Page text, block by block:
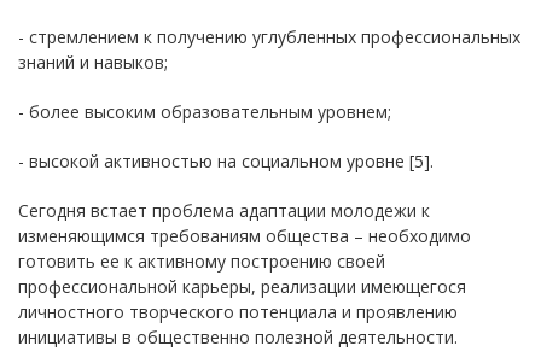
- стремлением к получению углубленных профессиональных
знаний и навыков;
- более высоким образовательным уровнем;
- высокой активностью на социальном уровне [5].
Сегодня встает проблема адаптации молодежи к
изменяющимся требованиям общества – необходимо
готовить ее к активному построению своей
профессиональной карьеры, реализации имеющегося
личностного творческого потенциала и проявлению
инициативы в общественно полезной деятельности.